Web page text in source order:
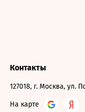
Контакты
127018, г. Москва, ул.
На карте